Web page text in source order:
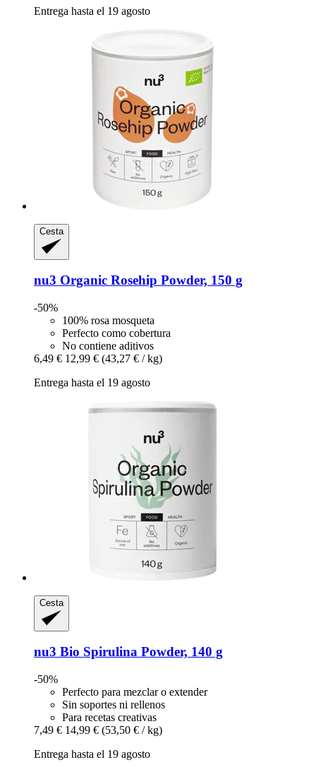
Entrega hasta el 19 agosto
Cesta
nu3 Organic Rosehip Powder, 150 g
-50%
100% rosa mosqueta
Perfecto como cobertura
No contiene aditivos
6,49 € 12,99 € (43,27 € / kg)
Entrega hasta el 19 agosto
Cesta
nu3 Bio Spirulina Powder, 140 g
-50%
Perfecto para mezclar o extender
Sin soportes ni rellenos
Para recetas creativas
7,49 € 14,99 € (53,50 € / kg)
Entrega hasta el 19 agosto